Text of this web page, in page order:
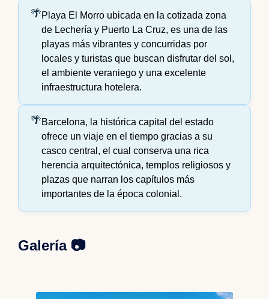
Playa El Morro ubicada en la cotizada zona
de Lechería y Puerto La Cruz, es una de las
playas más vibrantes y concurridas por
locales y turistas que buscan disfrutar del sol,
el ambiente veraniego y una excelente
infraestructura hotelera.
Barcelona, la histórica capital del estado
ofrece un viaje en el tiempo gracias a su
casco central, el cual conserva una rica
herencia arquitectónica, templos religiosos y
plazas que narran los capítulos más
importantes de la época colonial.
Galería 📷